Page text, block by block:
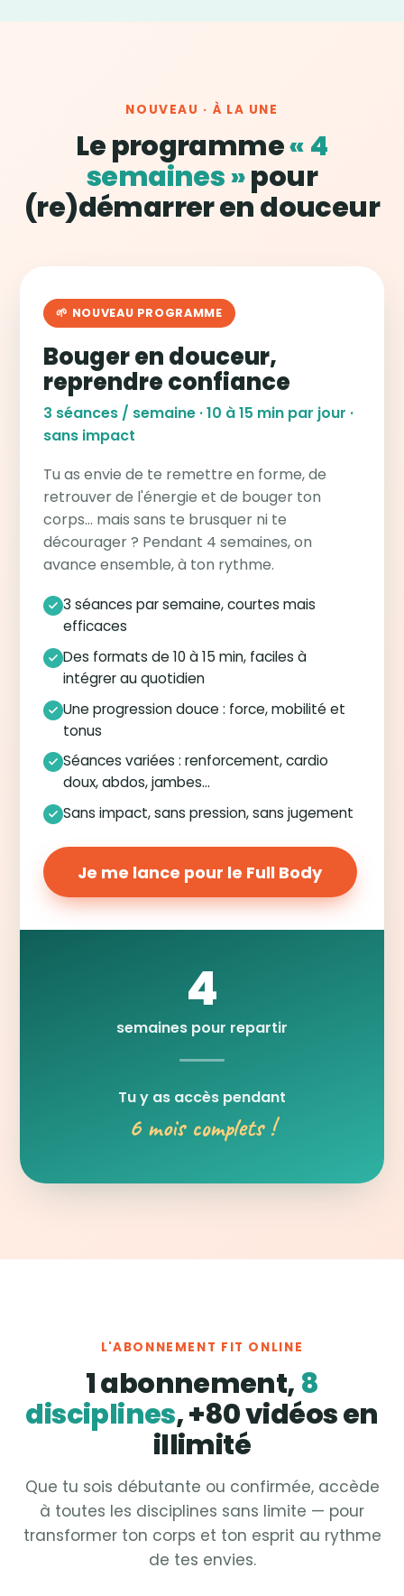
NOUVEAU · À LA UNE
Le programme« 4
semaines »pour
(re)démarrer en douceur
🌱 NOUVEAU PROGRAMME
Bouger en douceur,
reprendre confiance
3 séances / semaine · 10 à 15 min par jour ·
sans impact
Tu as envie de te remettre en forme, de
retrouver de l'énergie et de bouger ton
corps… mais sans te brusquer ni te
décourager ? Pendant 4 semaines, on
avance ensemble, à ton rythme.
3 séances par semaine, courtes mais
efficaces
Des formats de 10 à 15 min, faciles à
intégrer au quotidien
Une progression douce : force, mobilité et
tonus
Séances variées : renforcement, cardio
doux, abdos, jambes…
Sans impact, sans pression, sans jugement
Je me lance pour le Full Body
4
semaines pour repartir
Tu y as accès pendant
6 mois complets !
L'ABONNEMENT FIT ONLINE
1 abonnement, 8
disciplines, +80 vidéos en
illimité
Que tu sois débutante ou confirmée, accède
à toutes les disciplines sans limite — pour
transformer ton corps et ton esprit au rythme
de tes envies.